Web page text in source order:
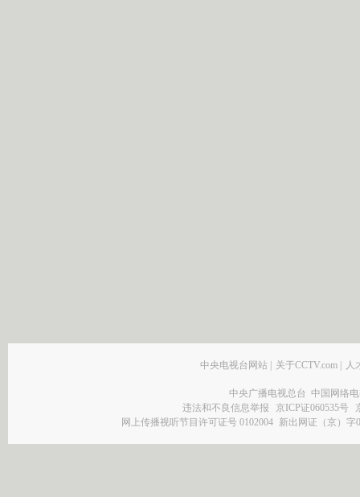
中央电视台网站 | 关于CCTV.com | 人
中央广播电视总台 中国网络
违法和不良信息举报
京ICP证060535号
网上传播视听节目许可证号 0102004 新出网证（京）